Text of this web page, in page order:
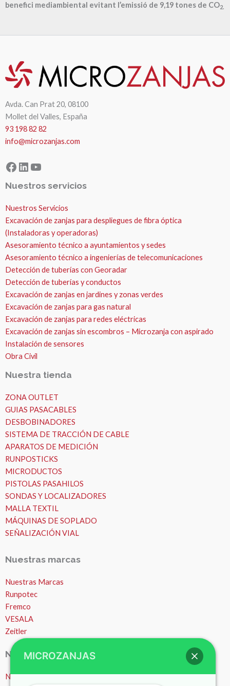
benefici mediambiental evitant l’emissió de 9,19 tones de CO2.
Avda. Can Prat 20, 08100
Mollet del Valles, España
93 198 82 82
info@microzanjas.com
Facebook
LinkedIn
YouTube
Nuestros servicios
Nuestros Servicios
Excavación de zanjas para despliegues de fibra óptica
(Instaladoras y operadoras)
Asesoramiento técnico a ayuntamientos y sedes
Asesoramiento técnico a ingenierías de telecomunicaciones
Detección de tuberías con Georadar
Detección de tuberías y conductos
Excavación de zanjas en jardines y zonas verdes
Excavación de zanjas para gas natural
Excavación de zanjas para redes eléctricas
Excavación de zanjas sin escombros – Microzanja con aspirado
Instalación de sensores
Obra Civil
Nuestra tienda
ZONA OUTLET
GUIAS PASACABLES
DESBOBINADORES
SISTEMA DE TRACCIÓN DE CABLE
APARATOS DE MEDICIÓN
RUNPOSTICKS
MICRODUCTOS
PISTOLAS PASAHILOS
SONDAS Y LOCALIZADORES
MALLA TEXTIL
MÁQUINAS DE SOPLADO
SEÑALIZACIÓN VIAL
Nuestras marcas
Nuestras Marcas
Runpotec
Fremco
VESALA
Zeitler
Nosotros
Nosotros
MICROZANJAS